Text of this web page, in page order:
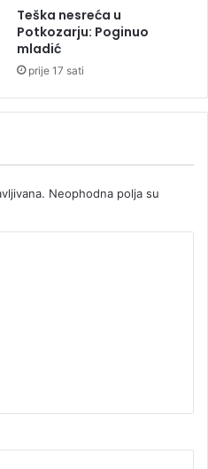
Teška nesreća u
Potkozarju: Poginuo
mladić
prije 17 sati
Neophodna polja su